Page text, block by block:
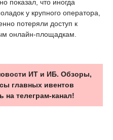
показал, что иногда
у крупного оператора,
потеряли доступ к
онлайн-площадкам.
ИТ и ИБ. Обзоры,
главных ивентов
на телеграм-канал!